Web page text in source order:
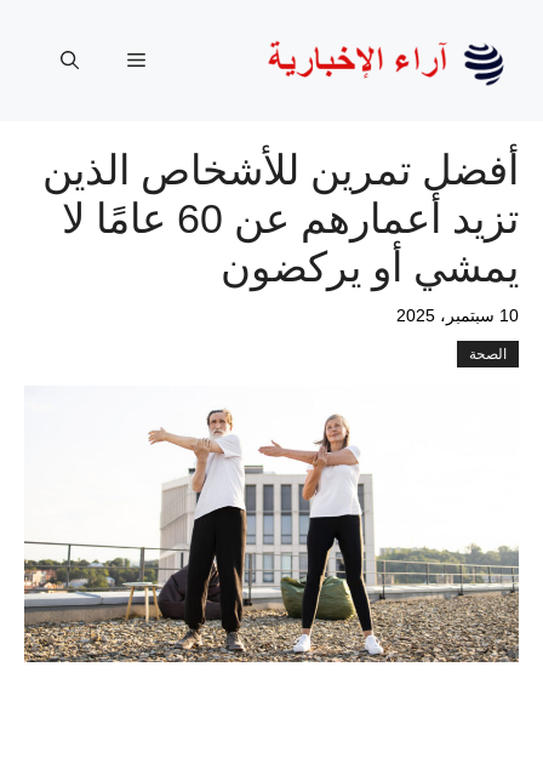
المحتوى
القائمة
أفضل تمرين للأشخاص الذين
تزيد أعمارهم عن 60 عامًا لا
يمشي أو يركضون
10 سبتمبر، 2025
الصحة